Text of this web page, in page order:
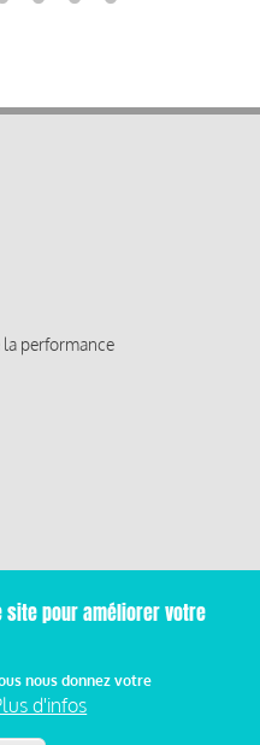
performance
par
générale d’utilisation et
pour améliorer votre
nous donnez votre
d'infos